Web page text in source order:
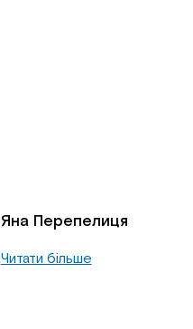
Яна Перепелиця
Читати більше